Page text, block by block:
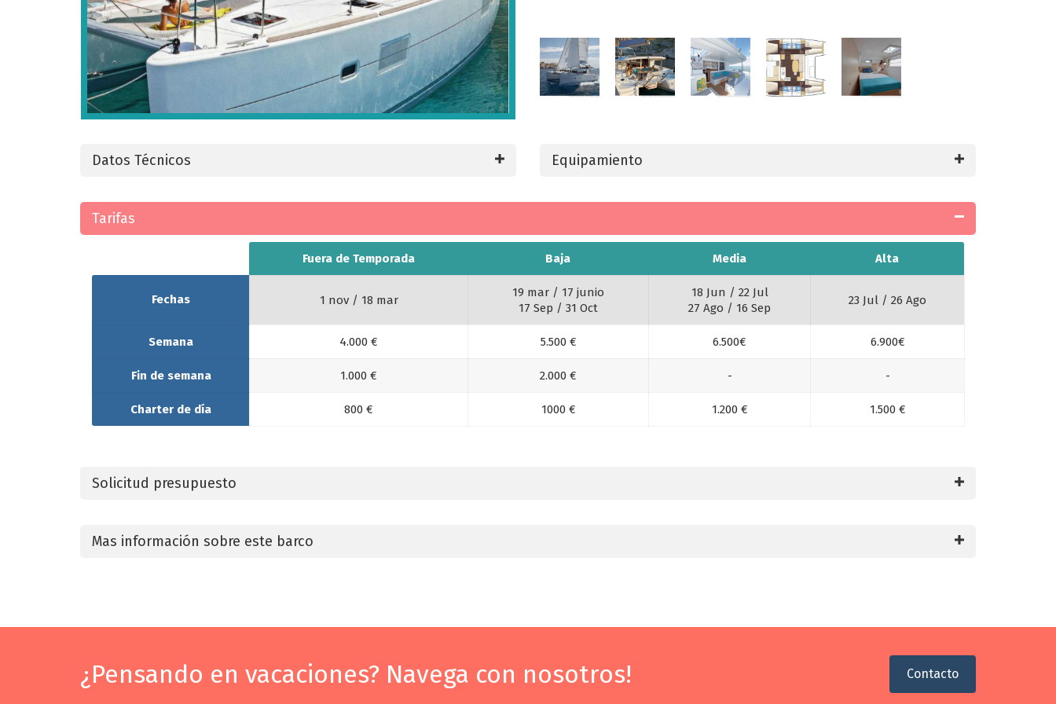
Datos Técnicos Equipamiento
Tarifas
Fuera de Temporada Baja Media Alta
Fechas 1 nov / 18 mar
19 mar / 17 junio
17 Sep / 31 Oct
18 Jun / 22 Jul
27 Ago / 16 Sep
23 Jul / 26 Ago
Semana 4.000 € 5.500 € 6.500€ 6.900€
Fin de semana 1.000 € 2.000 € - -
Charter de día 800 € 1000 € 1.200 € 1.500 €
Solicitud presupuesto
Mas información sobre este barco
¿Pensando en vacaciones? Navega con nosotros! Contacto